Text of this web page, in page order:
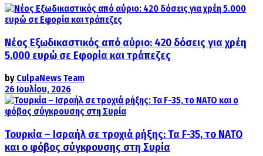
Νέος Εξωδικαστικός από αύριο: 420 δόσεις για χρέη
5.000 ευρώ σε Εφορία και τράπεζες
by CulpaNews Team
26 Ιουλίου, 2026
Τουρκία – Ισραήλ σε τροχιά ρήξης: Τα F-35, το ΝΑΤΟ
και ο φόβος σύγκρουσης στη Συρία